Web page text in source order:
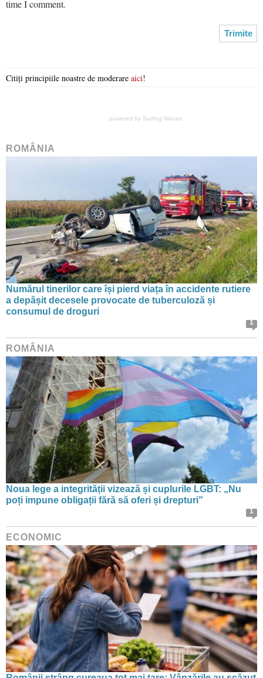
time I comment.
Citiți principiile noastre de moderare aici!
powered by Surfing Waves
ROMÂNIA
Numărul tinerilor care își pierd viața în accidente rutiere
a depășit decesele provocate de tuberculoză și
consumul de droguri
1
ROMÂNIA
Noua lege a integrității vizează și cuplurile LGBT: „Nu
poți impune obligații fără să oferi și drepturi”
1
ECONOMIC